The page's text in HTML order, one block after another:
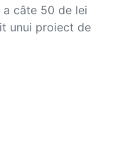
câte 50 de lei
unui proiect de